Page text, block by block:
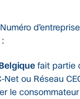
fait partie
ou Réseau
le